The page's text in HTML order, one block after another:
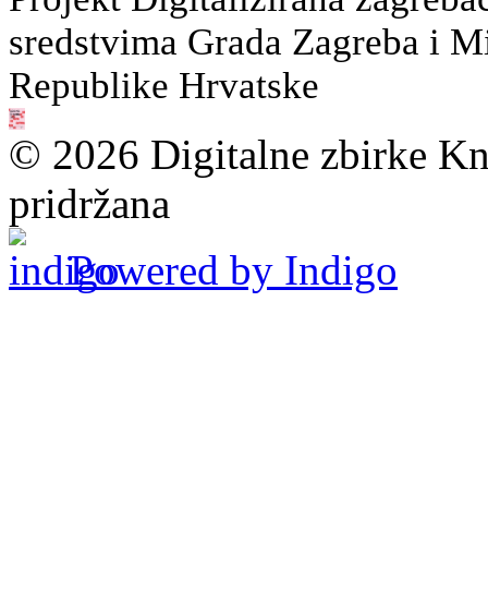
sredstvima Grada Zagreba i
Republike Hrvatske
© 2026 Digitalne zbirke
pridržana
Powered by Indigo